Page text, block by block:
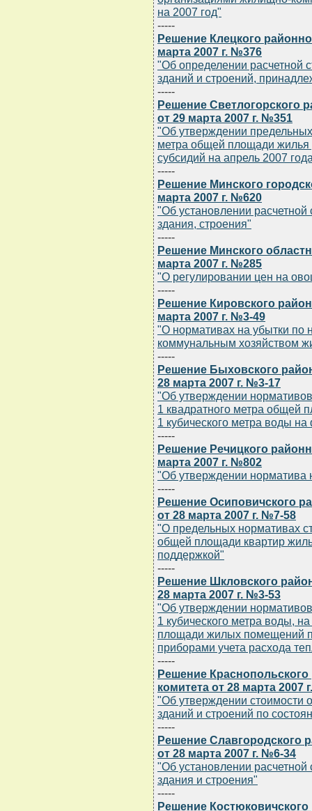
на 2007 год"
-----
Решение Клецкого
марта 2007 г. №376
"Об определении расчетной
зданий и строений,
-----
Решение Светлогорского
от 29 марта 2007 г. №351
"Об утверждении
метра общей площади жилья
субсидий на апрель 2007
-----
Решение Минского
марта 2007 г. №620
"Об установлении расчетной
здания, строения"
-----
Решение Минского
марта 2007 г. №285
"О регулировании цен на
-----
Решение Кировского
марта 2007 г. №3-49
"О нормативах на убытки
коммунальным хозяйством
-----
Решение Быховского
28 марта 2007 г. №3-17
"Об утверждении
1 квадратного метра общей
1 кубического метра воды
-----
Решение Речицкого
марта 2007 г. №802
"Об утверждении норматива
-----
Решение Осиповичского
от 28 марта 2007 г. №7-58
"О предельных нормативах
общей площади квартир
поддержкой"
-----
Решение Шкловского
28 марта 2007 г. №3-53
"Об утверждении
1 кубического метра воды,
площади жилых помещений
приборами учета расхода
-----
Решение
комитета от 28 марта 2007
"Об утверждении стоимости
зданий и строений по
-----
Решение Славгородского
от 28 марта 2007 г. №6-34
"Об установлении расчетной
здания и строения"
-----
Решение